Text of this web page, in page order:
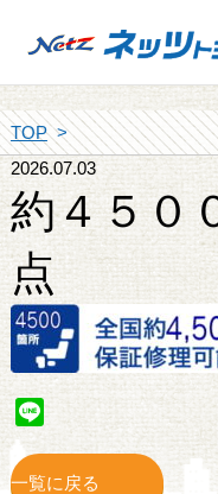
TOP
2026.07.03
約４５０
点
Line
一覧に戻る